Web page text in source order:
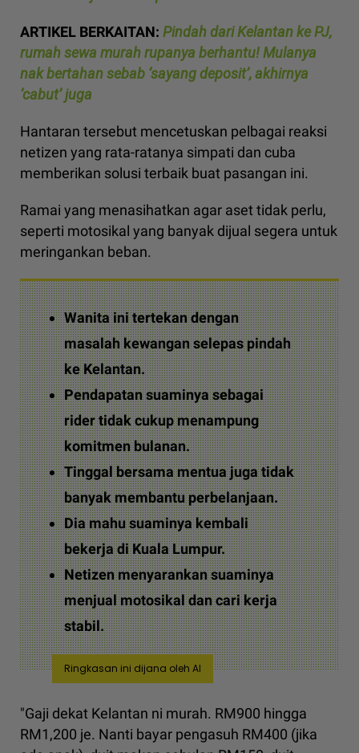
ARTIKEL BERKAITAN: Pindah dari Kelantan ke PJ,
rumah sewa murah rupanya berhantu! Mulanya
nak bertahan sebab ‘sayang deposit’, akhirnya
‘cabut’ juga
Hantaran tersebut mencetuskan pelbagai reaksi
netizen yang rata-ratanya simpati dan cuba
memberikan solusi terbaik buat pasangan ini.
Ramai yang menasihatkan agar aset tidak perlu,
seperti motosikal yang banyak dijual segera untuk
meringankan beban.
Wanita ini tertekan dengan
masalah kewangan selepas pindah
ke Kelantan.
Pendapatan suaminya sebagai
rider tidak cukup menampung
komitmen bulanan.
Tinggal bersama mentua juga tidak
banyak membantu perbelanjaan.
Dia mahu suaminya kembali
bekerja di Kuala Lumpur.
Netizen menyarankan suaminya
menjual motosikal dan cari kerja
stabil.
Ringkasan ini dijana oleh AI
"Gaji dekat Kelantan ni murah. RM900 hingga
RM1,200 je. Nanti bayar pengasuh RM400 (jika